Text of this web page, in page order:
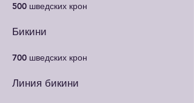
500 шведских крон
Бикини
700 шведских крон
Линия бикини